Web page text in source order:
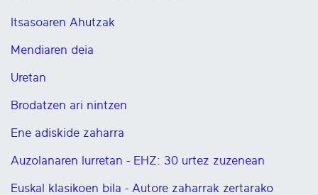
Itsasoaren Ahutzak
Mendiaren deia
Uretan
Brodatzen ari nintzen
Ene adiskide zaharra
Auzolanaren lurretan - EHZ: 30 urtez zuzenean
Euskal klasikoen bila - Autore zaharrak zertarako